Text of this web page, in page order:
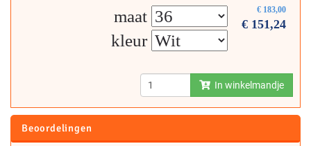
€ 183,00
€ 151,24
maat
kleur
In winkelmandje
Beoordelingen